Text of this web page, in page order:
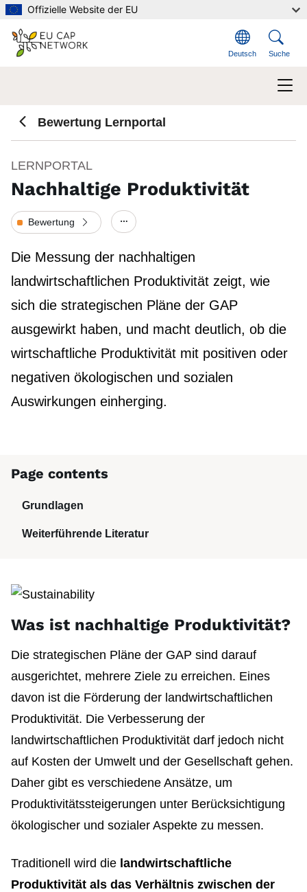
Direkt zum Inhalt
Offizielle Website der EU
Deutsch Suche
Bewertung Lernportal
LERNPORTAL
Nachhaltige Produktivität
Bewertung
Die Messung der nachhaltigen
landwirtschaftlichen Produktivität zeigt, wie
sich die strategischen Pläne der GAP
ausgewirkt haben, und macht deutlich, ob die
wirtschaftliche Produktivität mit positiven oder
negativen ökologischen und sozialen
Auswirkungen einherging.
Page contents
Grundlagen
Weiterführende Literatur
Was ist nachhaltige Produktivität?
Die strategischen Pläne der GAP sind darauf
ausgerichtet, mehrere Ziele zu erreichen. Eines
davon ist die Förderung der landwirtschaftlichen
Produktivität. Die Verbesserung der
landwirtschaftlichen Produktivität darf jedoch nicht
auf Kosten der Umwelt und der Gesellschaft gehen.
Daher gibt es verschiedene Ansätze, um
Produktivitätssteigerungen unter Berücksichtigung
ökologischer und sozialer Aspekte zu messen.
Traditionell wird die landwirtschaftliche
Produktivität als das Verhältnis zwischen der